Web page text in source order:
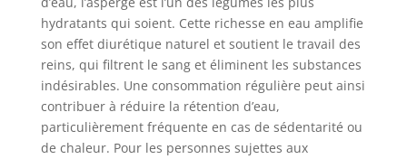
hydratants qui soient. Cette richesse en eau amplifie
son effet diurétique naturel et soutient le travail des
reins, qui filtrent le sang et éliminent les substances
indésirables. Une consommation régulière peut ainsi
contribuer à réduire la rétention d’eau,
particulièrement fréquente en cas de sédentarité ou
de chaleur. Pour les personnes sujettes aux